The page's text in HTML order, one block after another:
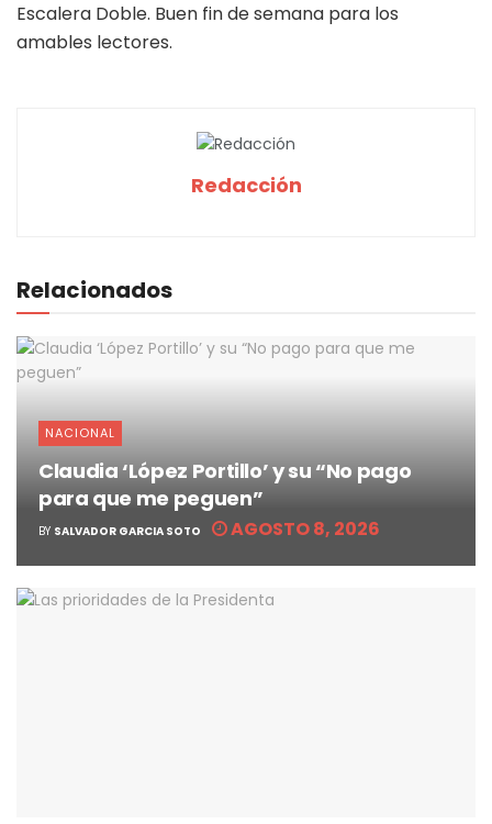
Escalera Doble. Buen fin de semana para los
amables lectores.
Redacción
Relacionados
NACIONAL
Claudia ‘López Portillo’ y su “No pago
para que me peguen”
BY SALVADOR GARCIA SOTO AGOSTO 8, 2026